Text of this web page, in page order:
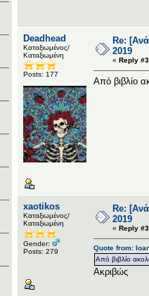
Deadhead
Καταξιωμένος/
Καταξιωμένη
Posts: 177
Re:
2019
« Reply
Από βιβλίο
xaotikos
Καταξιωμένος/
Καταξιωμένη
Gender:
Posts: 279
Re:
2019
« Reply
Quote from:
Από βιβλίο
Ακριβώς